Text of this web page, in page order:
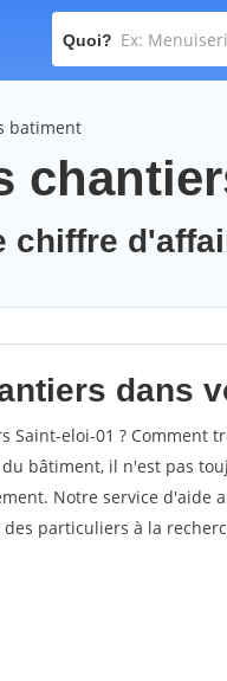
Quoi?
batiment
chiffre
dans
Saint-eloi-01 ? Comment
bâtiment, il n'est pas
Notre service d'aide
particuliers à la